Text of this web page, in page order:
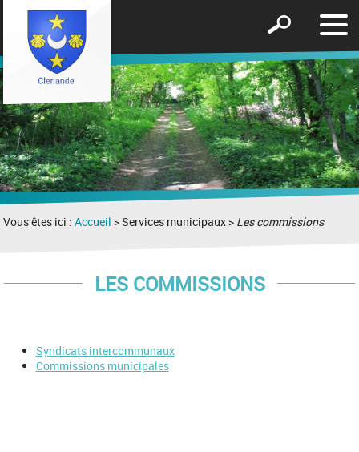
le
Afficher
formulaire
de
recherche
Vous êtes ici :Accueil > Services municipaux > Les commissions
LES COMMISSIONS
Syndicats intercommunaux
Commissions municipales